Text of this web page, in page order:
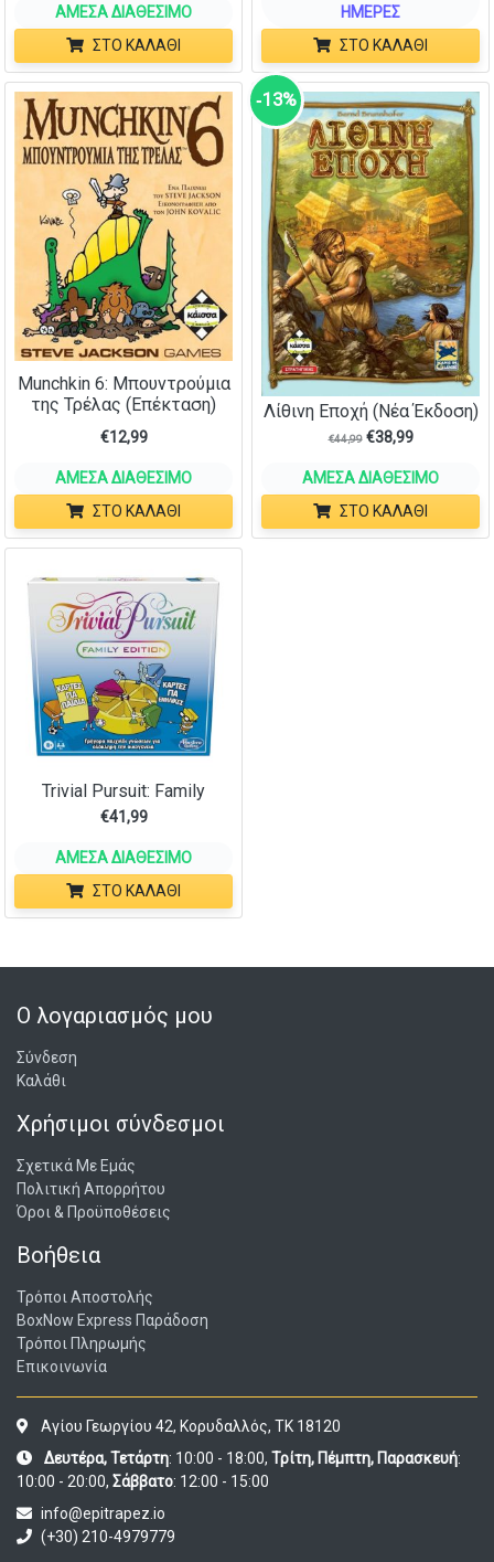
ΆΜΕΣΑ ΔΙΑΘΈΣΙΜΟ
ΣΤΟ ΚΑΛΆΘΙ
ΗΜΈΡΕΣ
ΣΤΟ ΚΑΛΆΘΙ
Munchkin 6: Μπουντρούμια
της Τρέλας (Επέκταση)
€12,99
ΆΜΕΣΑ ΔΙΑΘΈΣΙΜΟ
ΣΤΟ ΚΑΛΆΘΙ
‑13%
Λίθινη Εποχή (Νέα Έκδοση)
€44,99 €38,99
ΆΜΕΣΑ ΔΙΑΘΈΣΙΜΟ
ΣΤΟ ΚΑΛΆΘΙ
Trivial Pursuit: Family
€41,99
ΆΜΕΣΑ ΔΙΑΘΈΣΙΜΟ
ΣΤΟ ΚΑΛΆΘΙ
Ο λογαριασμός μου
Σύνδεση
Καλάθι
Χρήσιμοι σύνδεσμοι
Σχετικά Με Εμάς
Πολιτική Απορρήτου
Όροι & Προϋποθέσεις
Βοήθεια
Τρόποι Αποστολής
BoxNow Express Παράδοση
Τρόποι Πληρωμής
Επικοινωνία
Αγίου Γεωργίου 42, Κορυδαλλός, ΤΚ 18120
Δευτέρα, Τετάρτη: 10:00 - 18:00, Τρίτη, Πέμπτη, Παρασκευή:
10:00 - 20:00, Σάββατο: 12:00 - 15:00
info@epitrapez.io
(+30) 210-4979779